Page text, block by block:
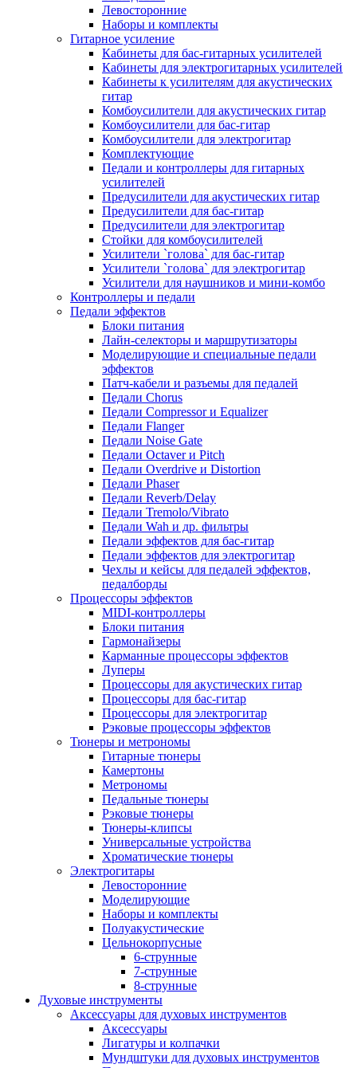
Левосторонние
Наборы и комплекты
Гитарное усиление
Кабинеты для бас-гитарных усилителей
Кабинеты для электрогитарных усилителей
Кабинеты к усилителям для акустических
гитар
Комбоусилители для акустических гитар
Комбоусилители для бас-гитар
Комбоусилители для электрогитар
Комплектующие
Педали и контроллеры для гитарных
усилителей
Предусилители для акустических гитар
Предусилители для бас-гитар
Предусилители для электрогитар
Стойки для комбоусилителей
Усилители `голова` для бас-гитар
Усилители `голова` для электрогитар
Усилители для наушников и мини-комбо
Контроллеры и педали
Педали эффектов
Блоки питания
Лайн-селекторы и маршрутизаторы
Моделирующие и специальные педали
эффектов
Патч-кабели и разъемы для педалей
Педали Chorus
Педали Compressor и Equalizer
Педали Flanger
Педали Noise Gate
Педали Octaver и Pitch
Педали Overdrive и Distortion
Педали Phaser
Педали Reverb/Delay
Педали Tremolo/Vibrato
Педали Wah и др. фильтры
Педали эффектов для бас-гитар
Педали эффектов для электрогитар
Чехлы и кейсы для педалей эффектов,
педалборды
Процессоры эффектов
MIDI-контроллеры
Блоки питания
Гармонайзеры
Карманные процессоры эффектов
Луперы
Процессоры для акустических гитар
Процессоры для бас-гитар
Процессоры для электрогитар
Рэковые процессоры эффектов
Тюнеры и метрономы
Гитарные тюнеры
Камертоны
Метрономы
Педальные тюнеры
Рэковые тюнеры
Тюнеры-клипсы
Универсальные устройства
Хроматические тюнеры
Электрогитары
Левосторонние
Моделирующие
Наборы и комплекты
Полуакустические
Цельнокорпусные
6-струнные
7-струнные
8-струнные
Духовые инструменты
Аксессуары для духовых инструментов
Аксессуары
Лигатуры и колпачки
Мундштуки для духовых инструментов